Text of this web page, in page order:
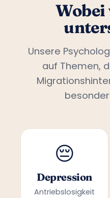
Unsere
auf Themen,
😔
Depression
Antriebslosigkeit